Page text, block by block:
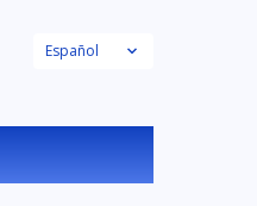
Español